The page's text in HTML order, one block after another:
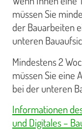
müssen Sie
der Bauarbeiten
unteren
Mindestens 2
müssen Sie eine
bei der unteren
Informationen
und Digitales –